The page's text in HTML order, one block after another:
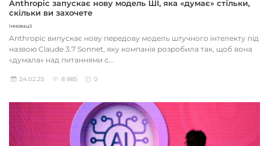
Anthropic запускає нову модель ШІ, яка «думає» стільки,
скільки ви захочете
Інновації
Anthropic випускає нову передову модель штучного інтелекту під
назвою Claude 3.7 Sonnet, яку компанія розробила так, щоб вона
«думала» над питаннями с...
24.02.25 8 885 0